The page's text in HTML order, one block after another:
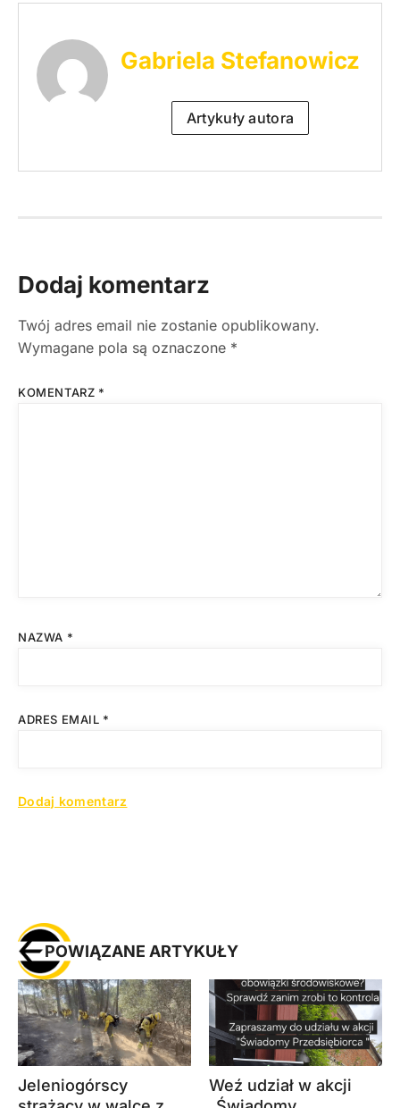
Gabriela Stefanowicz
Artykuły autora
Dodaj komentarz
Twój adres email nie zostanie opublikowany.
Wymagane pola są oznaczone *
KOMENTARZ *
NAZWA *
ADRES EMAIL *
POWIĄZANE ARTYKUŁY
Jeleniogórscy
Weź udział w akcji